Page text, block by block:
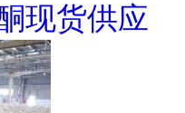
现货供应